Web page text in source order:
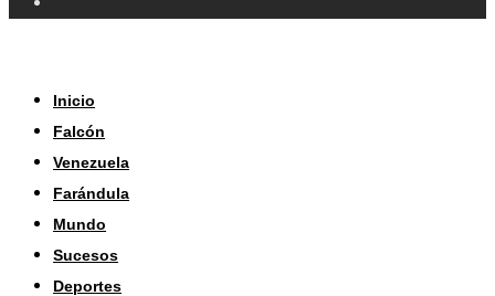
Inicio
Falcón
Venezuela
Farándula
Mundo
Sucesos
Deportes